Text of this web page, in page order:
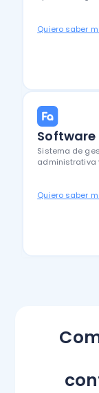
Quiero saber
Sistema de
administrativa
Quiero saber